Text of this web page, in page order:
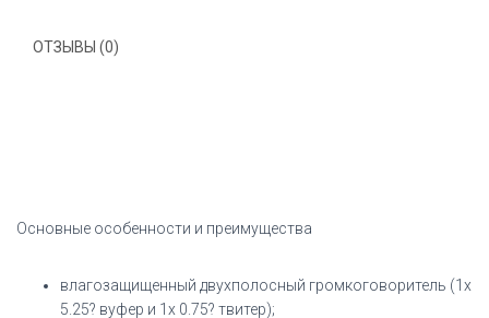
ОТЗЫВЫ (0)
Основные особенности и преимущества
влагозащищенный двухполосный громкоговоритель (1х
5.25? вуфер и 1х 0.75? твитер);